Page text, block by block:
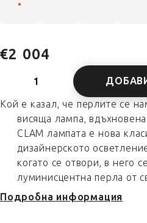
€2 004
Кой е казал, че перлите се
висяща лампа,
CLAM лампата е нова
дизайнерското
когато се отвори, в него
луминисцентна перла от
Подробна информация